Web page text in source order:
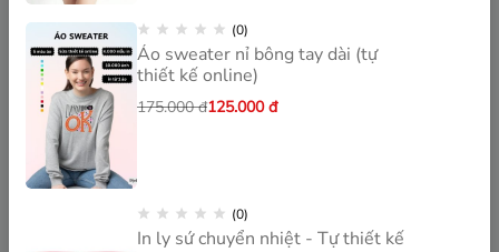
(0)
Áo sweater nỉ bông tay dài (tự
thiết kế online)
175.000đ125.000đ
(0)
In ly sứ chuyển nhiệt - Tự thiết kế